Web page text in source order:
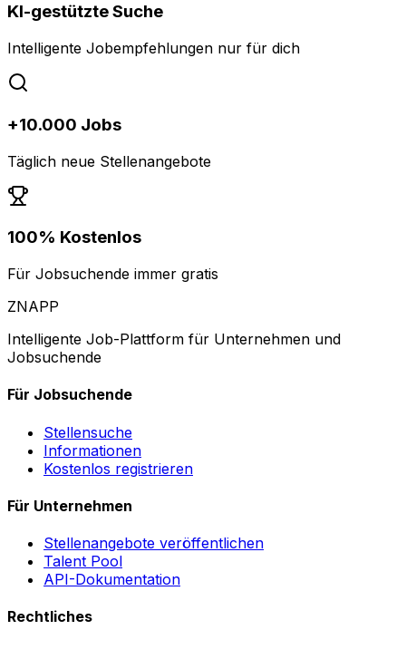
KI-gestützte Suche
Intelligente Jobempfehlungen nur für dich
+10.000 Jobs
Täglich neue Stellenangebote
100% Kostenlos
Für Jobsuchende immer gratis
ZNAPP
Intelligente Job-Plattform für Unternehmen und
Jobsuchende
Für Jobsuchende
Stellensuche
Informationen
Kostenlos registrieren
Für Unternehmen
Stellenangebote veröffentlichen
Talent Pool
API-Dokumentation
Rechtliches